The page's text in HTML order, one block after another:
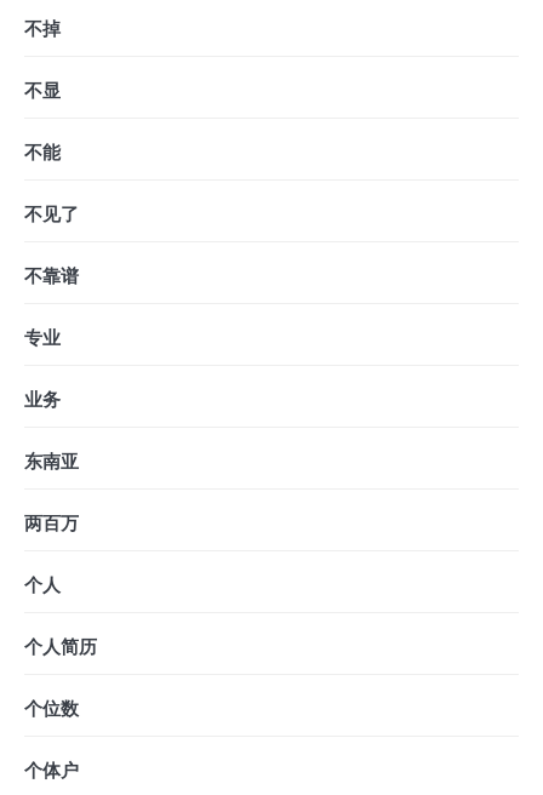
不掉
不显
不能
不见了
不靠谱
专业
业务
东南亚
两百万
个人
个人简历
个位数
个体户